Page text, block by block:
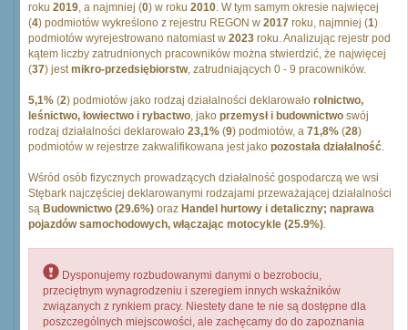
roku 2019, a najmniej (0) w roku 2010. W tym samym okresie najwięcej
(4) podmiotów wykreślono z rejestru REGON w 2017 roku, najmniej (1)
podmiotów wyrejestrowano natomiast w 2023 roku. Analizując rejestr pod
kątem liczby zatrudnionych pracowników można stwierdzić, że najwięcej
(37) jestmikro-przedsiębiorstw, zatrudniających 0 - 9 pracowników.
5,1% (2) podmiotów jako rodzaj działalności deklarowało rolnictwo,
leśnictwo, łowiectwo i rybactwo, jako przemysł i budownictwo swój
rodzaj działalności deklarowało 23,1% (9) podmiotów, a 71,8% (28)
podmiotów w rejestrze zakwalifikowana jest jako pozostała działalność.
Wśród osób fizycznych prowadzących działalność gospodarczą we wsi
Stębark najczęściej deklarowanymi rodzajami przeważającej działalności
są Budownictwo (29.6%) oraz Handel hurtowy i detaliczny; naprawa
pojazdów samochodowych, włączając motocykle (25.9%).
Dysponujemy rozbudowanymi danymi o bezrobociu,
przeciętnym wynagrodzeniu i szeregiem innych wskaźników
związanych z rynkiem pracy. Niestety dane te nie są dostępne dla
poszczególnych miejscowości, ale zachęcamy do do zapoznania